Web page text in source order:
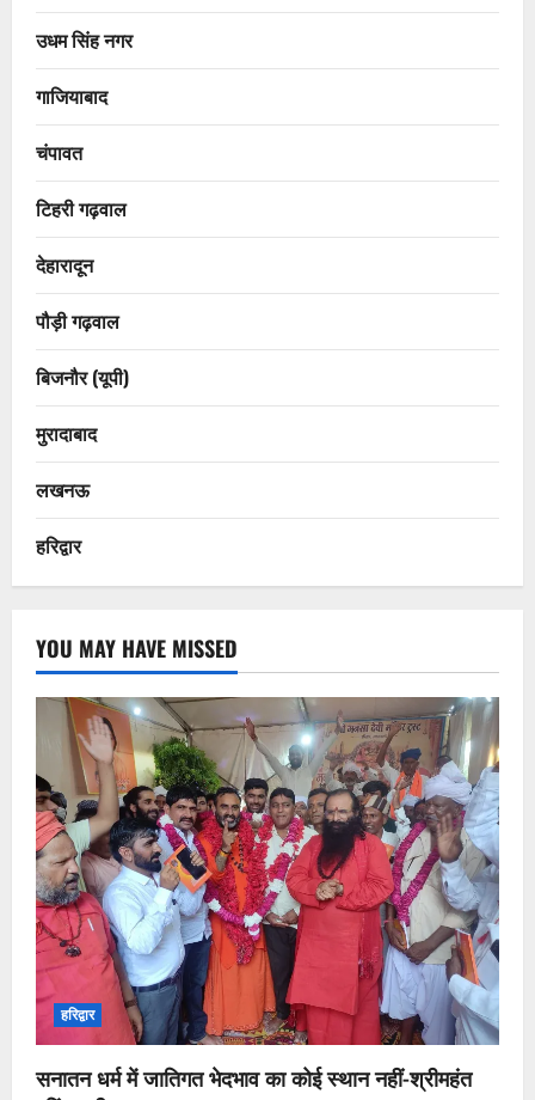
उधम सिंह नगर
गाजियाबाद
चंपावत
टिहरी गढ़वाल
देहारादून
पौड़ी गढ़वाल
बिजनौर (यूपी)
मुरादाबाद
लखनऊ
हरिद्वार
YOU MAY HAVE MISSED
हरिद्वार
सनातन धर्म में जातिगत भेदभाव का कोई स्थान नहीं-श्रीमहंत